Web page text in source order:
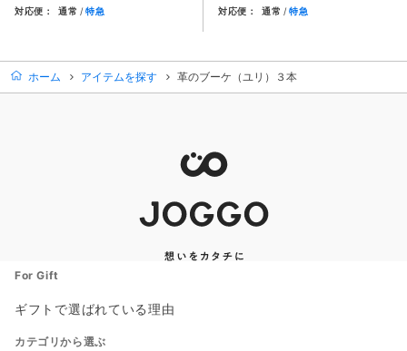
対応便： 通常 特急 対応便： 通常 特急
ホーム アイテムを探す 革のブーケ（ユリ）３本
For Gift
ギフトで選ばれている理由
カテゴリから選ぶ